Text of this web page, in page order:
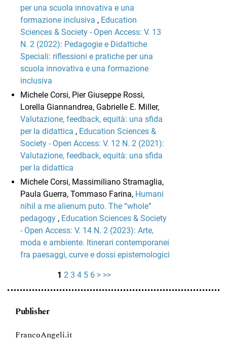
per una scuola innovativa e una
formazione inclusiva , Education
Sciences & Society - Open Access: V. 13
N. 2 (2022): Pedagogie e Didattiche
Speciali: riflessioni e pratiche per una
scuola innovativa e una formazione
inclusiva
Michele Corsi, Pier Giuseppe Rossi,
Lorella Giannandrea, Gabrielle E. Miller,
Valutazione, feedback, equità: una sfida
per la didattica , Education Sciences &
Society - Open Access: V. 12 N. 2 (2021):
Valutazione, feedback, equità: una sfida
per la didattica
Michele Corsi, Massimiliano Stramaglia,
Paula Guerra, Tommaso Farina, Humani
nihil a me alienum puto. The “whole”
pedagogy , Education Sciences & Society
- Open Access: V. 14 N. 2 (2023): Arte,
moda e ambiente. Itinerari contemporanei
fra paesaggi, curve e dossi epistemologici
1 2 3 4 5 6 > >>
Publisher
FrancoAngeli.it